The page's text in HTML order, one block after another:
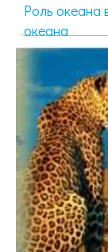
Роль океана
океана
58 просмотров